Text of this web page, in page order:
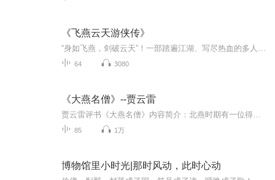
《飞燕云天游侠传》
64 3080
《大燕名僧》--贾云雷
85 1万
博物馆里小时光|那时风动，此时心动